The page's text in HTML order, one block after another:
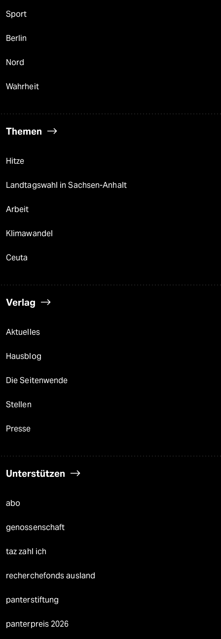
Sport
Berlin
Nord
Wahrheit
Themen
Hitze
Landtagswahl in Sachsen-Anhalt
Arbeit
Klimawandel
Ceuta
Verlag
Aktuelles
Hausblog
Die Seitenwende
Stellen
Presse
Unterstützen
abo
genossenschaft
taz zahl ich
recherchefonds ausland
panterstiftung
panterpreis 2026